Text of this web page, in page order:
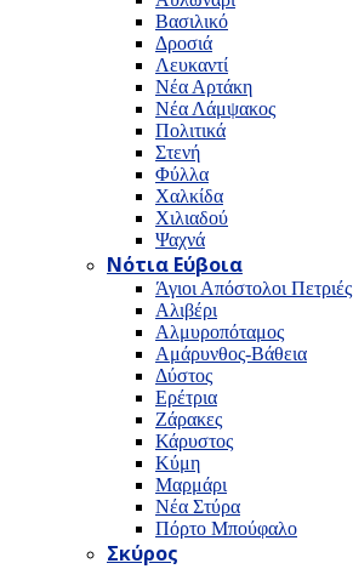
Βασιλικό
Δροσιά
Λευκαντί
Νέα Αρτάκη
Νέα Λάμψακος
Πολιτικά
Στενή
Φύλλα
Χαλκίδα
Χιλιαδού
Ψαχνά
Νότια Εύβοια
Άγιοι Απόστολοι Πετριές
Αλιβέρι
Αλμυροπόταμος
Αμάρυνθος-Βάθεια
Δύστος
Ερέτρια
Ζάρακες
Κάρυστος
Κύμη
Μαρμάρι
Νέα Στύρα
Πόρτο Μπούφαλο
Σκύρος